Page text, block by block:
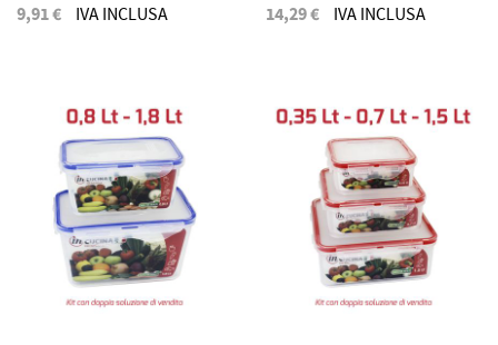
9,91 € IVA INCLUSA 14,29 € IVA INCLUSA